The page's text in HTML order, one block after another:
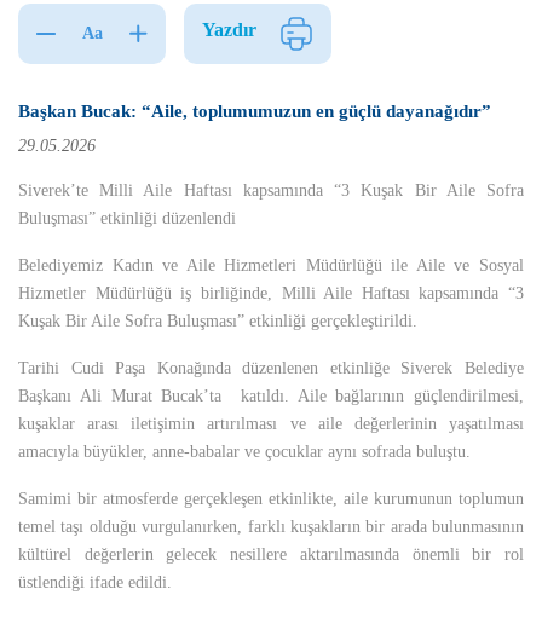
Başkan Bucak: “Aile, toplumumuzun en güçlü dayanağıdır”
Aa Yazdır
29.05.2026
Siverek’te Milli Aile Haftası kapsamında “3 Kuşak Bir Aile Sofra
Buluşması” etkinliği düzenlendi
Belediyemiz Kadın ve Aile Hizmetleri Müdürlüğü ile Aile ve Sosyal
Hizmetler Müdürlüğü iş birliğinde, Milli Aile Haftası kapsamında “3
Kuşak Bir Aile Sofra Buluşması” etkinliği gerçekleştirildi.
Tarihi Cudi Paşa Konağında düzenlenen etkinliğe Siverek Belediye
Başkanı Ali Murat Bucak’ta katıldı. Aile bağlarının güçlendirilmesi,
kuşaklar arası iletişimin artırılması ve aile değerlerinin yaşatılması
amacıyla büyükler, anne-babalar ve çocuklar aynı sofrada buluştu.
Samimi bir atmosferde gerçekleşen etkinlikte, aile kurumunun toplumun
temel taşı olduğu vurgulanırken, farklı kuşakların bir arada bulunmasının
kültürel değerlerin gelecek nesillere aktarılmasında önemli bir rol
üstlendiği ifade edildi.